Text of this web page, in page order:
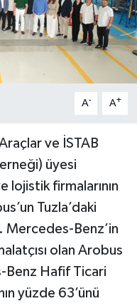
A- A+
ve İSTAB
üyesi
lojistik firmalarının
Tuzla’daki
Benz’in
olan Arobus
Benz Hafif Ticari
yüzde 63’ünü